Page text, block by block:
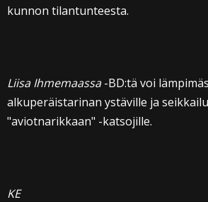
kunnon tilantunteesta.
Liisa Ihmemaassa-BD:tä voi
alkuperäistarinan ystäville ja
"aviotnarikkaan" -katsojille.
KE